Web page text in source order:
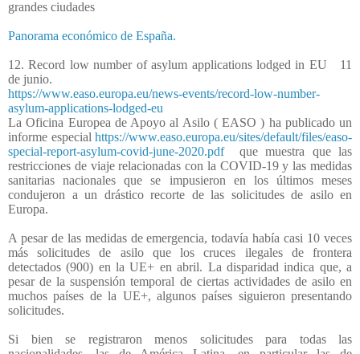
grandes ciudades
Panorama económico de España.
12. Record low number of asylum applications lodged in EU
11
de junio.
https://www.easo.europa.eu/news-events/record-low-number-
asylum-applications-lodged-eu
La Oficina Europea de Apoyo al Asilo ( EASO ) ha publicado un
informe especial https://www.easo.europa.eu/sites/default/files/easo-
special-report-asylum-covid-june-2020.pdf
que muestra que las
restricciones de viaje relacionadas con la COVID-19 y las medidas
sanitarias nacionales que se impusieron en los últimos meses
condujeron a un drástico recorte de las solicitudes de asilo en
Europa.
A pesar de las medidas de emergencia, todavía había casi 10 veces
más solicitudes de asilo que los cruces ilegales de frontera
detectados (900) en la UE+ en abril. La disparidad indica que, a
pesar de la suspensión temporal de ciertas actividades de asilo en
muchos países de la UE+, algunos países siguieron presentando
solicitudes.
Si bien se registraron menos solicitudes para todas las